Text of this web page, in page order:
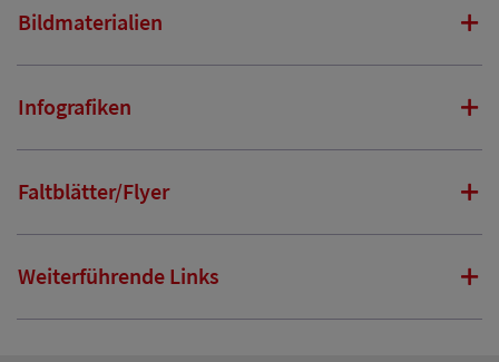
Bildmaterialien
Infografiken
Faltblätter/Flyer
Weiterführende Links